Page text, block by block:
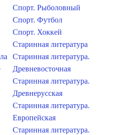
Спорт. Рыболовный
Спорт. Футбол
Спорт. Хоккей
Старинная литература
Старинная литература.
Древневосточная
Старинная литература.
Древнерусская
Старинная литература.
Европейская
Старинная литература.